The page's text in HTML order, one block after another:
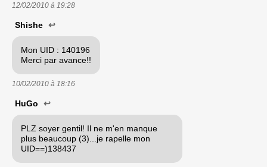
12/02/2010 à 19:28
Shishe ↩
Mon UID : 140196
Merci par avance!!
10/02/2010 à 18:16
HuGo ↩
PLZ soyer gentil! Il ne m'en manque
plus beaucoup (3)...je rapelle mon
UID==)138437